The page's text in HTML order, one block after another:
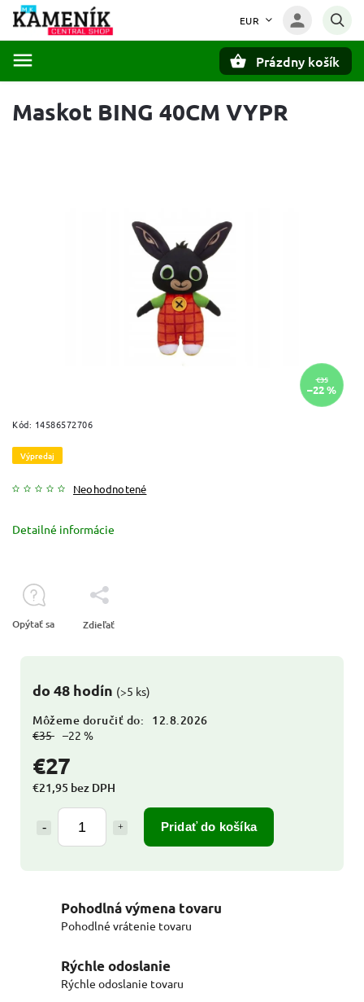
EUR
Prázdny košík
Maskot BING 40CM VYPR
€35
–22 %
Kód: 14586572706
Výpredaj
Neohodnotené
€35 –22 %
€27
€21,95 bez DPH
Pridať do košíka
do 48 hodín (>5 ks)
Môžeme doručiť do: 12.8.2026
Detailné informácie
Opýtať sa Zdieľať
Pohodlná výmena tovaru
Pohodlné vrátenie tovaru
Rýchle odoslanie
Rýchle odoslanie tovaru